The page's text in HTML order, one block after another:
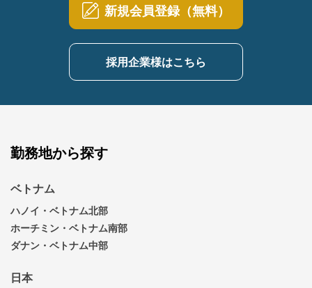
新規会員登録（無料）
採用企業様はこちら
勤務地から探す
ベトナム
ハノイ・ベトナム北部
ホーチミン・ベトナム南部
ダナン・ベトナム中部
日本